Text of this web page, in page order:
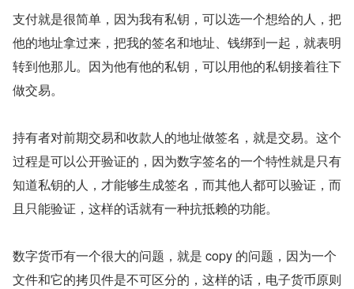
支付就是很简单，因为我有私钥，可以选一个想给的人，把
他的地址拿过来，把我的签名和地址、钱绑到一起，就表明
转到他那儿。因为他有他的私钥，可以用他的私钥接着往下
做交易。
持有者对前期交易和收款人的地址做签名，就是交易。这个
过程是可以公开验证的，因为数字签名的一个特性就是只有
知道私钥的人，才能够生成签名，而其他人都可以验证，而
且只能验证，这样的话就有一种抗抵赖的功能。
数字货币有一个很大的问题，就是 copy 的问题，因为一个
文件和它的拷贝件是不可区分的，这样的话，电子货币原则